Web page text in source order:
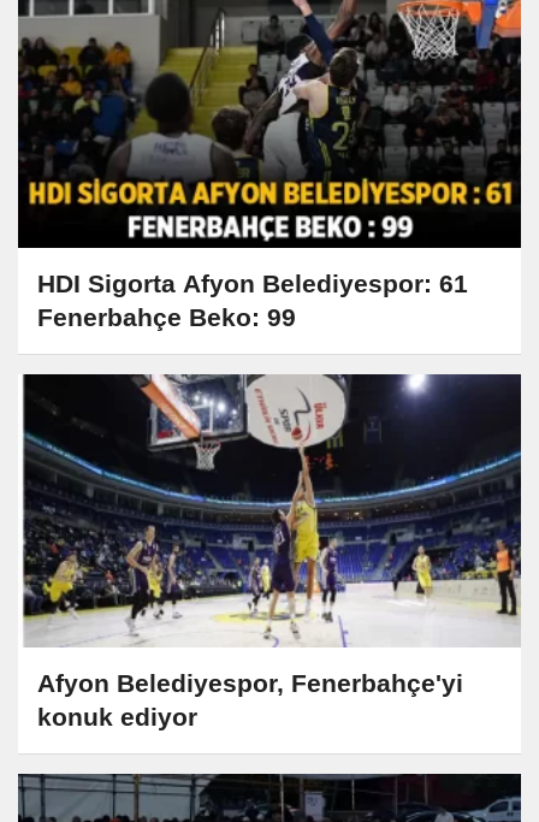
HDI Sigorta Afyon Belediyespor: 61
Fenerbahçe Beko: 99
Afyon Belediyespor, Fenerbahçe'yi
konuk ediyor